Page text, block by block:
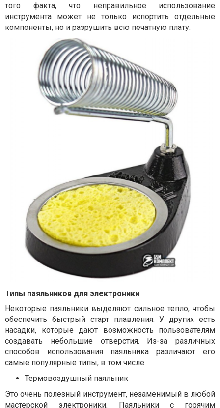
того факта, что неправильное использование
инструмента может не только испортить отдельные
компоненты, но и разрушить всю печатную плату.
Типы паяльников для электроники
Некоторые паяльники выделяют сильное тепло, чтобы
обеспечить быстрый старт плавления. У других есть
насадки, которые дают возможность пользователям
создавать небольшие отверстия. Из-за различных
способов использования паяльника различают его
самые популярные типы, в том числе:
Термовоздушный паяльник
Это очень полезный инструмент, незаменимый в любой
мастерской электроники. Паяльники с горячим